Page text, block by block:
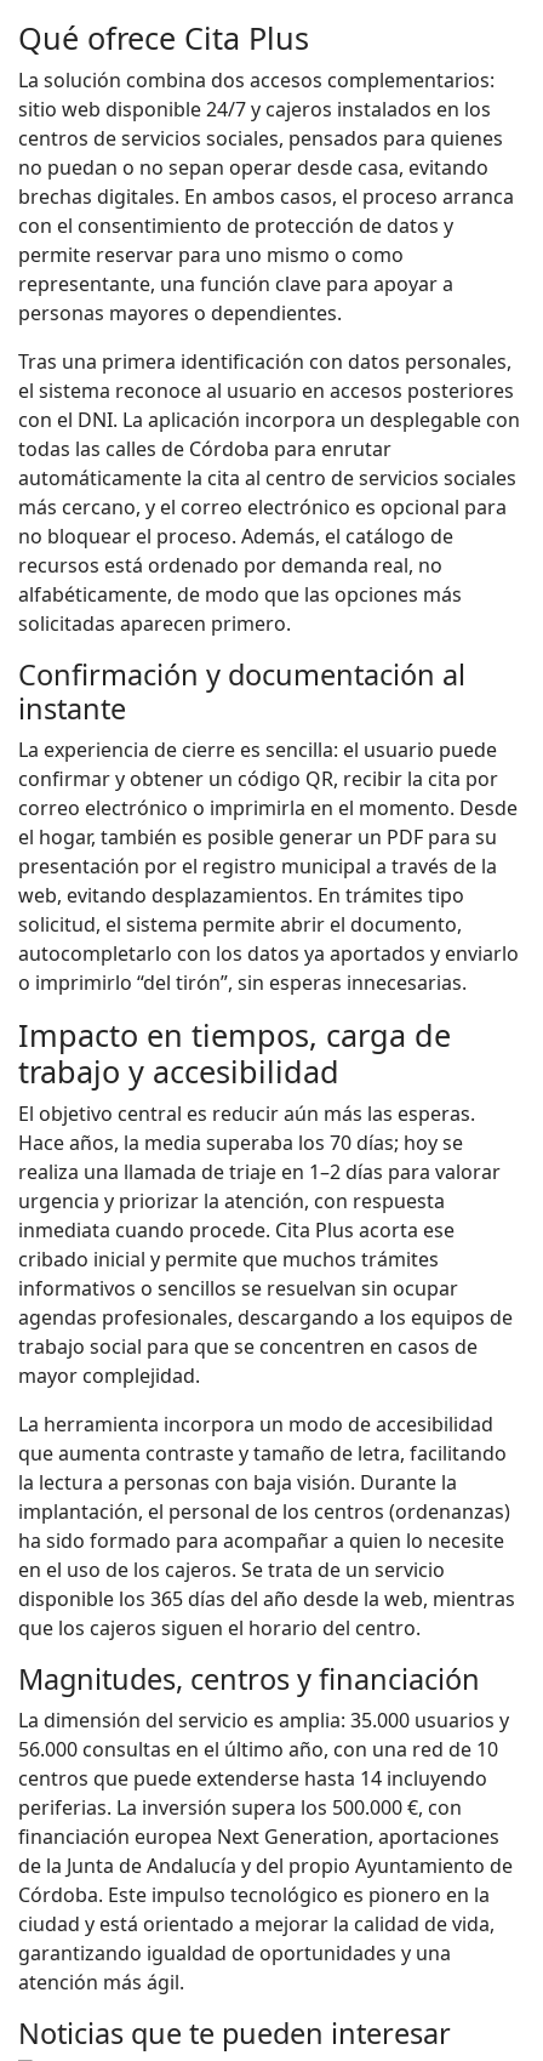
Qué ofrece Cita Plus
La solución combina dos accesos complementarios:
sitio web disponible 24/7 y cajeros instalados en los
centros de servicios sociales, pensados para quienes
no puedan o no sepan operar desde casa, evitando
brechas digitales. En ambos casos, el proceso arranca
con el consentimiento de protección de datos y
permite reservar para uno mismo o como
representante, una función clave para apoyar a
personas mayores o dependientes.
Tras una primera identificación con datos personales,
el sistema reconoce al usuario en accesos posteriores
con el DNI. La aplicación incorpora un desplegable con
todas las calles de Córdoba para enrutar
automáticamente la cita al centro de servicios sociales
más cercano, y el correo electrónico es opcional para
no bloquear el proceso. Además, el catálogo de
recursos está ordenado por demanda real, no
alfabéticamente, de modo que las opciones más
solicitadas aparecen primero.
Confirmación y documentación al
instante
La experiencia de cierre es sencilla: el usuario puede
confirmar y obtener un código QR, recibir la cita por
correo electrónico o imprimirla en el momento. Desde
el hogar, también es posible generar un PDF para su
presentación por el registro municipal a través de la
web, evitando desplazamientos. En trámites tipo
solicitud, el sistema permite abrir el documento,
autocompletarlo con los datos ya aportados y enviarlo
o imprimirlo “del tirón”, sin esperas innecesarias.
Impacto en tiempos, carga de
trabajo y accesibilidad
El objetivo central es reducir aún más las esperas.
Hace años, la media superaba los 70 días; hoy se
realiza una llamada de triaje en 1–2 días para valorar
urgencia y priorizar la atención, con respuesta
inmediata cuando procede. Cita Plus acorta ese
cribado inicial y permite que muchos trámites
informativos o sencillos se resuelvan sin ocupar
agendas profesionales, descargando a los equipos de
trabajo social para que se concentren en casos de
mayor complejidad.
La herramienta incorpora un modo de accesibilidad
que aumenta contraste y tamaño de letra, facilitando
la lectura a personas con baja visión. Durante la
implantación, el personal de los centros (ordenanzas)
ha sido formado para acompañar a quien lo necesite
en el uso de los cajeros. Se trata de un servicio
disponible los 365 días del año desde la web, mientras
que los cajeros siguen el horario del centro.
Magnitudes, centros y financiación
La dimensión del servicio es amplia: 35.000 usuarios y
56.000 consultas en el último año, con una red de 10
centros que puede extenderse hasta 14 incluyendo
periferias. La inversión supera los 500.000 €, con
financiación europea Next Generation, aportaciones
de la Junta de Andalucía y del propio Ayuntamiento de
Córdoba. Este impulso tecnológico es pionero en la
ciudad y está orientado a mejorar la calidad de vida,
garantizando igualdad de oportunidades y una
atención más ágil.
Noticias que te pueden interesar